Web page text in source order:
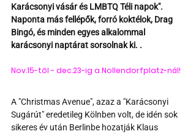
Karácsonyi vásár és LMBTQ Téli napok".
Naponta más fellépők, forró koktélok, Drag
Bingó, és minden egyes alkalommal
karácsonyi naptárat sorsolnak ki. .
Nov.15-től - dec.23-ig a Nollendorfplatz-nál!
A "Christmas Avenue", azaz a "Karácsonyi
Sugárút" eredetileg Kölnben volt, de idén sok
sikeres év után Berlinbe hozatják Klaus